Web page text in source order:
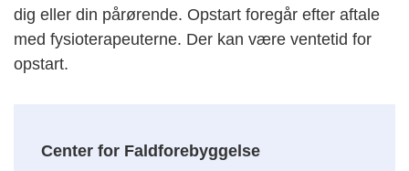
dig eller din pårørende. Opstart foregår efter aftale
med fysioterapeuterne. Der kan være ventetid for
opstart.
Center for Faldforebyggelse